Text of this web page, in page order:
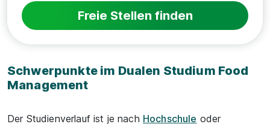
Freie Stellen finden
Schwerpunkte im Dualen Studium Food
Management
Der Studienverlauf ist je nach Hochschule oder